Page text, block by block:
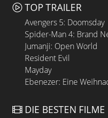
TOP TRAILER
Avengers 5: Doomsday
Spider-Man 4: Brand
Jumanji: Open World
Resident Evil
Mayday
Ebenezer: Eine
DIE BESTEN FILME